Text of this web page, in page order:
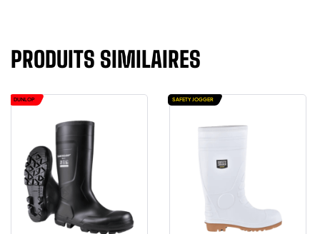
PRODUITS SIMILAIRES
DUNLOP SAFETY JOGGER